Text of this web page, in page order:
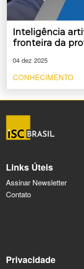
Inteligência
fronteira da
04 dez 2025
CONHECIMENTO
Links Úteis
Assinar Newsletter
Contato
Privacidade